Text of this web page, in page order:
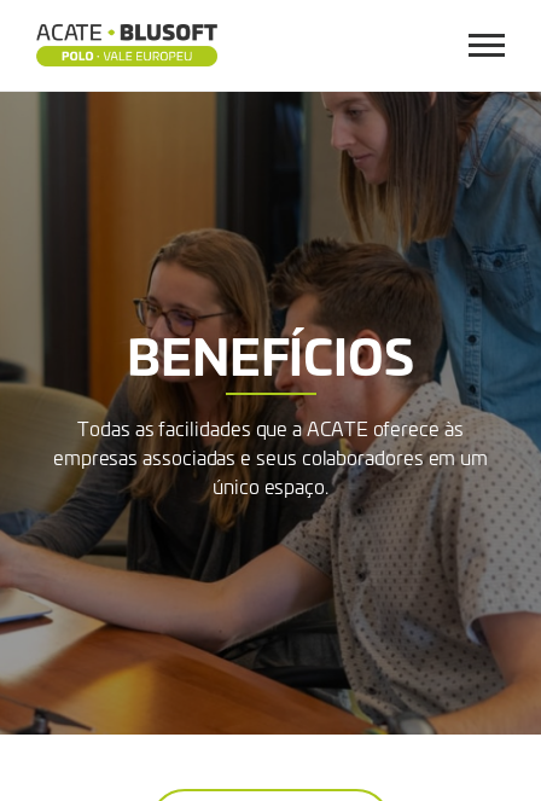
Menu
BENEFÍCIOS
BENEFÍCIOS
Todas as facilidades que a ACATE oferece às
empresas associadas e seus colaboradores em um
único espaço.